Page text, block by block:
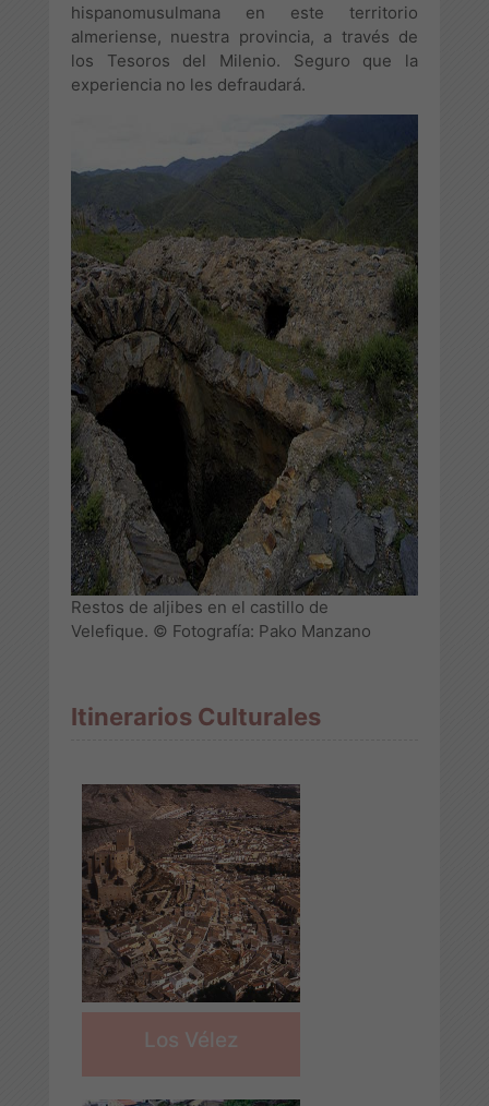
hispanomusulmana en este territorio
almeriense, nuestra provincia, a través de
los Tesoros del Milenio. Seguro que la
experiencia no les defraudará.
Restos de aljibes en el castillo de
Velefique. © Fotografía: Pako Manzano
Itinerarios Culturales
Los Vélez